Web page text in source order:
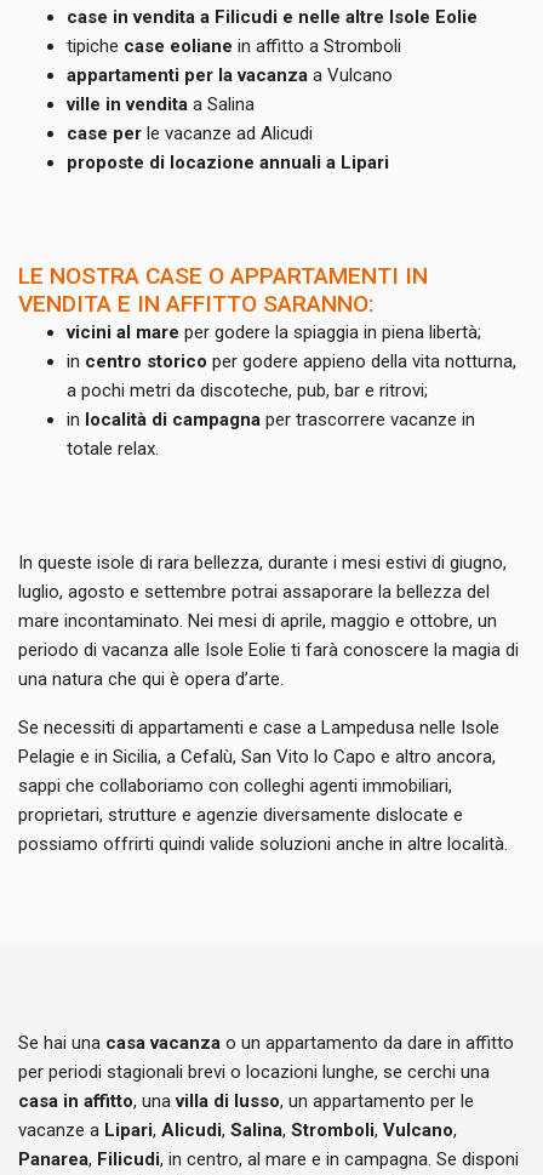
case in vendita a Filicudi e nelle altre Isole Eolie
tipiche case eoliane in affitto a Stromboli
appartamenti per la vacanza a Vulcano
ville in vendita a Salina
case per le vacanze ad Alicudi
proposte di locazione annuali a Lipari
LE NOSTRA CASE O APPARTAMENTI IN
VENDITA E IN AFFITTO SARANNO:
vicini al mare per godere la spiaggia in piena libertà;
in centro storico per godere appieno della vita notturna,
a pochi metri da discoteche, pub, bar e ritrovi;
in località di campagna per trascorrere vacanze in
totale relax.
In queste isole di rara bellezza, durante i mesi estivi di giugno,
luglio, agosto e settembre potrai assaporare la bellezza del
mare incontaminato. Nei mesi di aprile, maggio e ottobre, un
periodo di vacanza alle Isole Eolie ti farà conoscere la magia di
una natura che qui è opera d’arte.
Se necessiti di appartamenti e case a Lampedusa nelle Isole
Pelagie e in Sicilia, a Cefalù, San Vito lo Capo e altro ancora,
sappi che collaboriamo con colleghi agenti immobiliari,
proprietari, strutture e agenzie diversamente dislocate e
possiamo offrirti quindi valide soluzioni anche in altre località.
Se hai una casa vacanza o un appartamento da dare in affitto
per periodi stagionali brevi o locazioni lunghe, se cerchi una
casa in affitto, unavilla di lusso, un appartamento per le
vacanze a Lipari, Alicudi, Salina, Stromboli, Vulcano,
Panarea, Filicudi, in centro, al mare e in campagna. Se disponi